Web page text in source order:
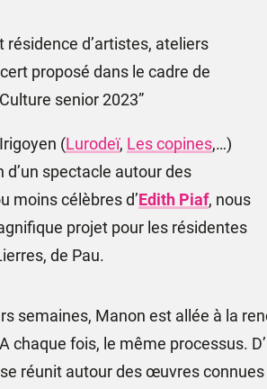
résidence d’artistes, ateliers
proposé dans le cadre de
senior 2023”
(Lurodeï, Les copines,…)
d’un spectacle autour des
moins célèbres d’Edith Piaf, nous
projet pour les résidentes
de Pau.
semaines, Manon est allée à la
chaque fois, le même processus.
réunit autour des œuvres